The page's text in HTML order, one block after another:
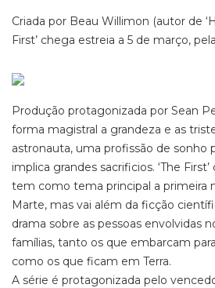
Criada por Beau Willimon (autor de
First’ chega estreia a 5 de março,
Produção protagonizada por Sean
forma magistral a grandeza e as
astronauta, uma profissão de sonho
implica grandes sacrificios. ‘The
tem como tema principal a primeira
Marte, mas vai além da ficção
drama sobre as pessoas envolvidas
famílias, tanto os que embarcam
como os que ficam em Terra.
A série é protagonizada pelo